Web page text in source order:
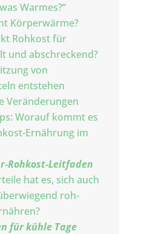
Warmes?“
Körperwärme?
Rohkost für
und abschreckend?
von
entstehen
Veränderungen
Worauf kommt es
Ernährung im
Rohkost-Leitfaden
hat es, sich auch
roh-
für kühle Tage